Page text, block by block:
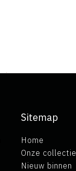
Sitemap
Home
Onze collectie
Nieuw binnen